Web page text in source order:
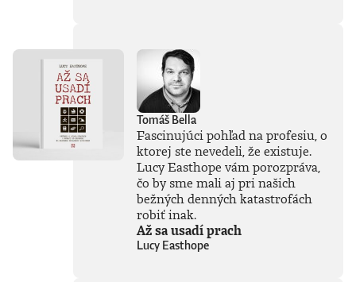
Tomáš Bella
Fascinujúci pohľad na profesiu, o
ktorej ste nevedeli, že existuje.
Lucy Easthope vám porozpráva,
čo by sme mali aj pri našich
bežných denných katastrofách
robiť inak.
Až sa usadí prach
Lucy Easthope